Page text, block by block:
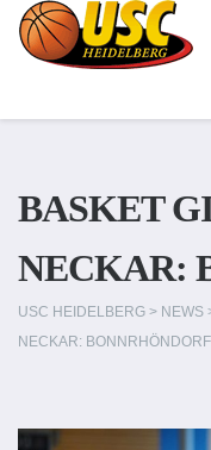
BASKET
NECKAR:
USC HEIDELBERG > NEWS
NECKAR: BONNRHÖNDORF